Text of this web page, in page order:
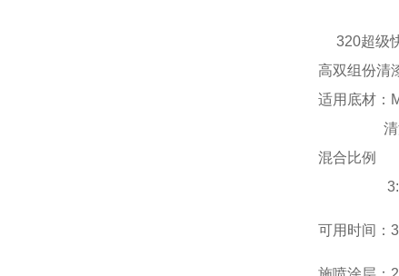
320超级
高双组份清
适用底材：
混合比
可用时间：